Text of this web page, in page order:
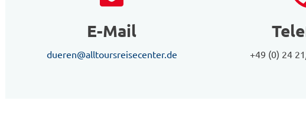
E-Mail
dueren@alltoursreisecenter.de +49 (0) 24